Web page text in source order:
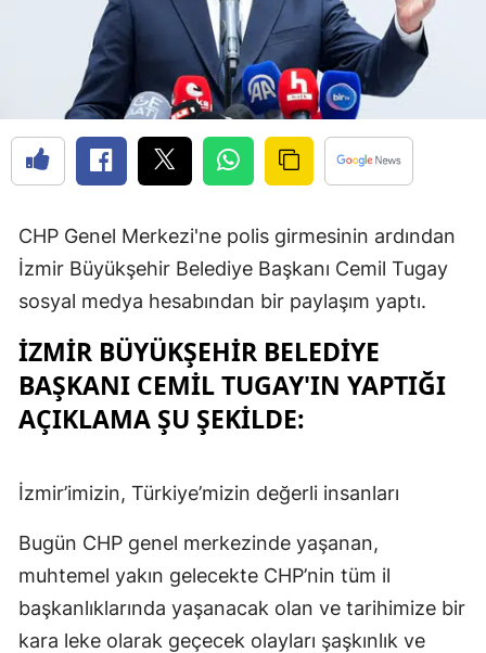
CHP Genel Merkezi'ne polis girmesinin ardından
İzmir Büyükşehir Belediye Başkanı Cemil Tugay
sosyal medya hesabından bir paylaşım yaptı.
İZMIR BÜYÜKŞEHIR BELEDIYE
BAŞKANI CEMIL TUGAY'IN YAPTIĞI
AÇIKLAMA ŞU ŞEKILDE:
İzmir’imizin, Türkiye’mizin değerli insanları
Bugün CHP genel merkezinde yaşanan,
muhtemel yakın gelecekte CHP’nin tüm il
başkanlıklarında yaşanacak olan ve tarihimize bir
kara leke olarak geçecek olayları şaşkınlık ve